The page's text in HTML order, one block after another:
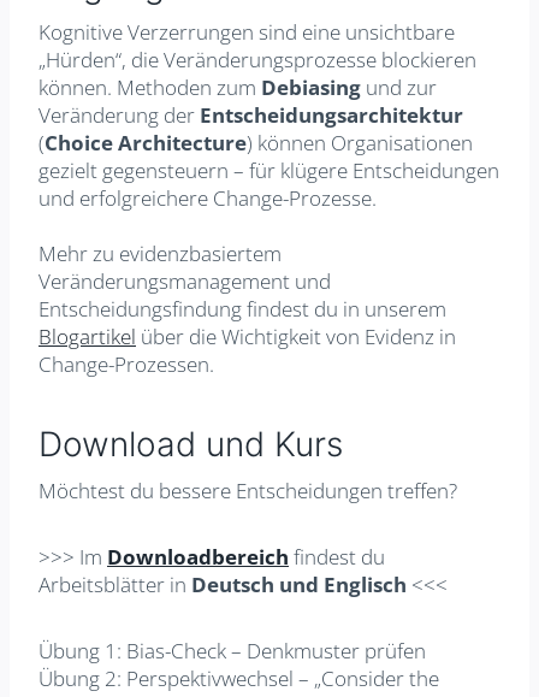
Kognitive Verzerrungen sind eine unsichtbare
„Hürden“, die Veränderungsprozesse blockieren
können. Methoden zum Debiasing und zur
Veränderung der Entscheidungsarchitektur
(Choice Architecture) können Organisationen
gezielt gegensteuern – für klügere Entscheidungen
und erfolgreichere Change-Prozesse.
Mehr zu evidenzbasiertem
Veränderungsmanagement und
Entscheidungsfindung findest du in unserem
Blogartikel über die Wichtigkeit von Evidenz in
Change-Prozessen.
Download und Kurs
Möchtest du bessere Entscheidungen treffen?
>>> Im Downloadbereich findest du
Arbeitsblätter in Deutsch und Englisch <<<
Übung 1: Bias-Check – Denkmuster prüfen
Übung 2: Perspektivwechsel – „Consider the